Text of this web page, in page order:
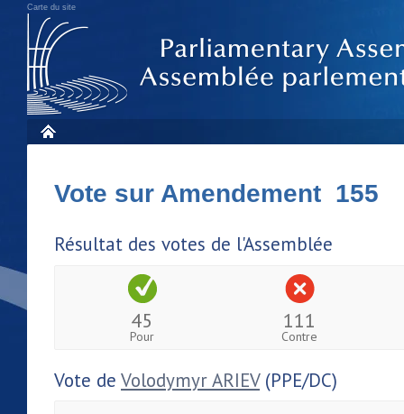
Carte du site
Vote sur Amendement 155
Résultat des votes de l'Assemblée
45
Pour
111
Contre
Vote de Volodymyr ARIEV(PPE/DC)